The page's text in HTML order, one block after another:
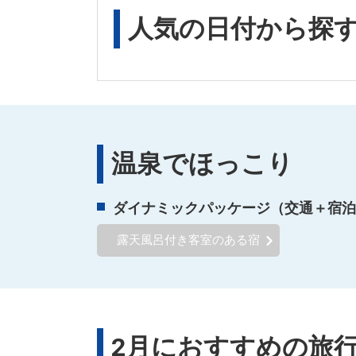
人気の日付から探
温泉でほっこり
ダイナミックパッケージ（交通＋宿
露天風呂付き客室のある宿
2月におすすめの旅